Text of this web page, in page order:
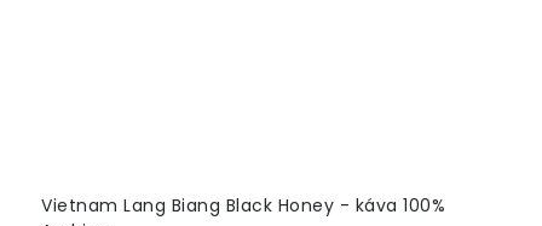
Vietnam Lang Biang Black Honey - káva 100%